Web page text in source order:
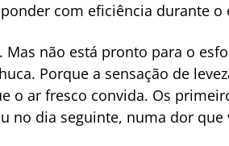
com eficiência durante o
não está pronto para o
Porque a sensação de
o ar fresco convida. Os
no dia seguinte, numa dor